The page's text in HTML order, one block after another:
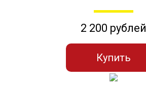
2 200 рублей
Купить